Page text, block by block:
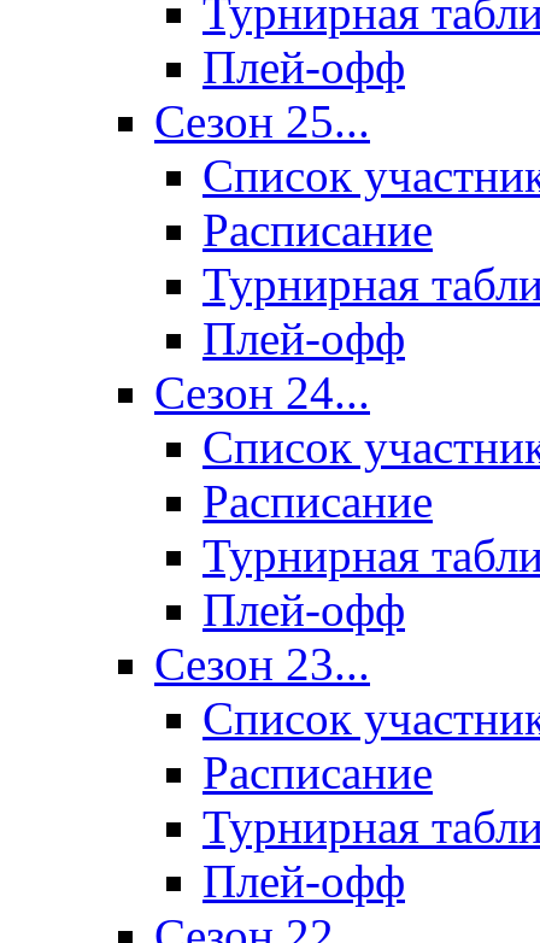
Турнирная
Плей-офф
Сезон 25...
Список
Расписание
Турнирная
Плей-офф
Сезон 24...
Список
Расписание
Турнирная
Плей-офф
Сезон 23...
Список
Расписание
Турнирная
Плей-офф